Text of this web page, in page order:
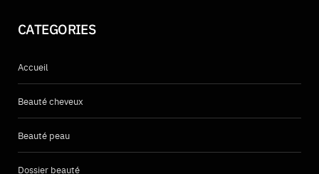
CATEGORIES
Accueil
Beauté cheveux
Beauté peau
Dossier beauté